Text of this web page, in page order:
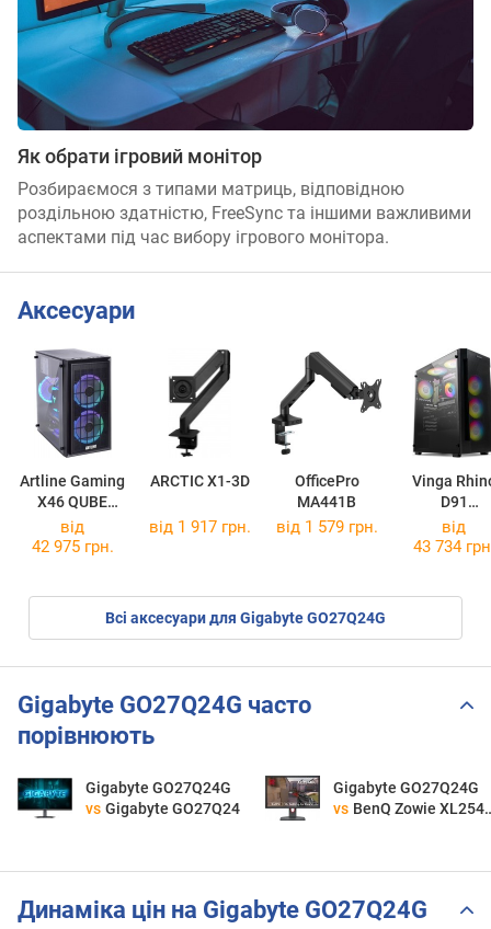
Як обрати ігровий монітор
Розбираємося з типами матриць, відповідною
роздільною здатністю, FreeSync та іншими важливими
аспектами під час вибору ігрового монітора.
Аксесуари
Artline Gaming
X46 QUBE
QBC01X46v36
ARCTIC X1-3D
OfficePro
MA441B
Vinga
D91
Rhino
від
42 975 грн.
від 1 917 грн. від 1 579 грн.
від
43 734
Всі аксесуари для Gigabyte GO27Q24G
Gigabyte GO27Q24G часто
порівнюють
Gigabyte GO27Q24G
vs Gigabyte GO27Q24
Gigabyte GO27Q24G
vs BenQ Zowie XL2540K
Динаміка цін на Gigabyte GO27Q24G